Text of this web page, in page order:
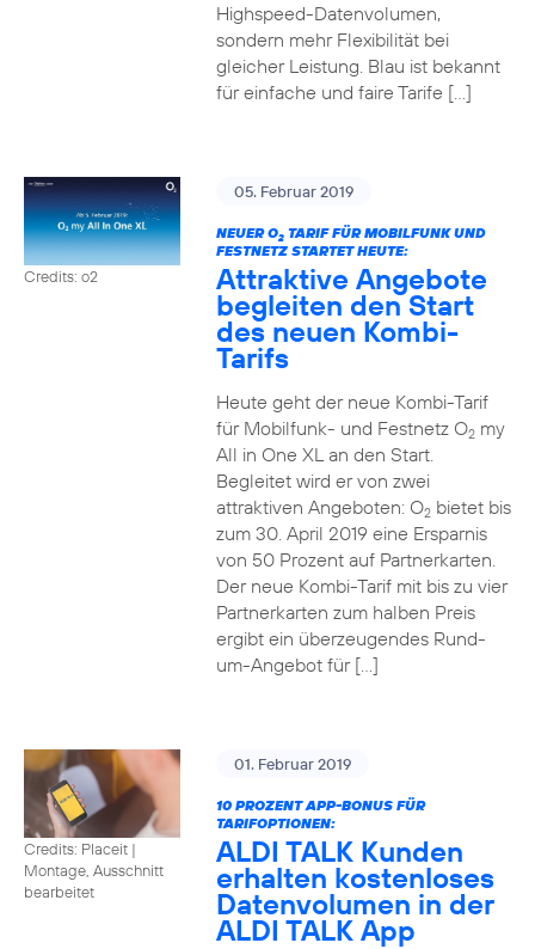
Highspeed-Datenvolumen,
sondern mehr Flexibilität bei
gleicher Leistung. Blau ist bekannt
für einfache und faire Tarife […]
Credits: o2
05. Februar 2019
NEUER O2TARIF FÜR MOBILFUNK UND
FESTNETZ STARTET HEUTE:
Attraktive Angebote
begleiten den Start
des neuen Kombi-
Tarifs
Heute geht der neue Kombi-Tarif
für Mobilfunk- und Festnetz O2my
All in One XL an den Start.
Begleitet wird er von zwei
attraktiven Angeboten: O2bietet bis
zum 30. April 2019 eine Ersparnis
von 50 Prozent auf Partnerkarten.
Der neue Kombi-Tarif mit bis zu vier
Partnerkarten zum halben Preis
ergibt ein überzeugendes Rund-
um-Angebot für […]
Credits: Placeit |
Montage, Ausschnitt
bearbeitet
01. Februar 2019
10 PROZENT APP-BONUS FÜR
TARIFOPTIONEN:
ALDI TALK Kunden
erhalten kostenloses
Datenvolumen in der
ALDI TALK App